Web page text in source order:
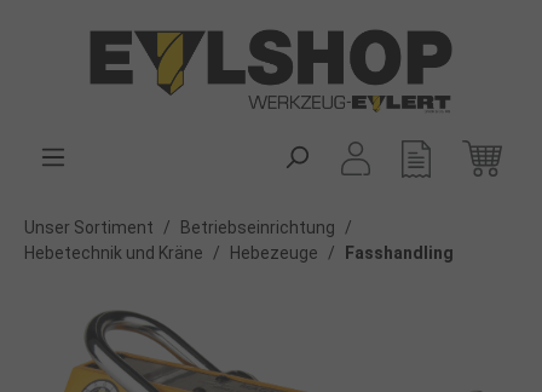
Unser Sortiment / Betriebseinrichtung
/
Hebetechnik und Kräne
/ Hebezeuge / Fasshandling